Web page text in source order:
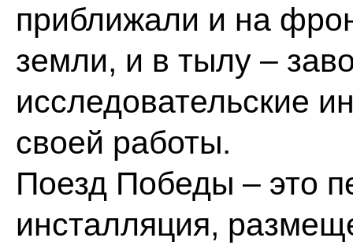
приближали и на
земли, и в тылу –
исследовательские
своей работы.
Поезд Победы – это
инсталляция,